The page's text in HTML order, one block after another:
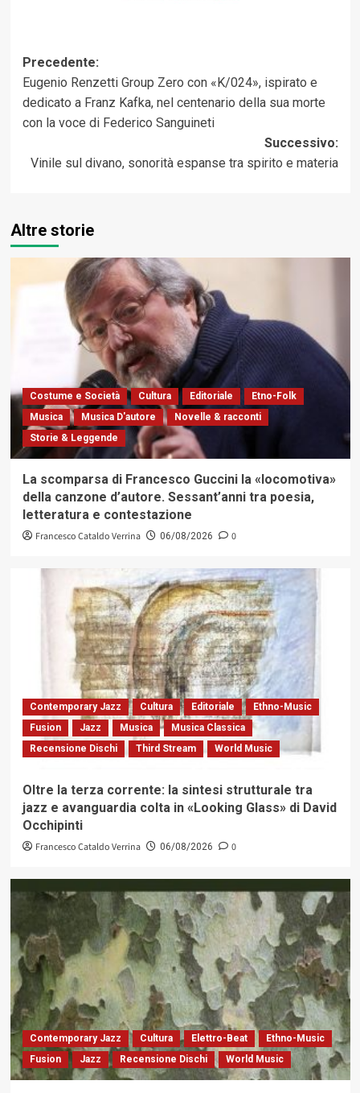
Navigazione
articolo
Precedente:
Eugenio Renzetti Group Zero con «K/024», ispirato e
dedicato a Franz Kafka, nel centenario della sua morte
con la voce di Federico Sanguineti
Successivo:
Vinile sul divano, sonorità espanse tra spirito e materia
Altre storie
Costume e Società Cultura Editoriale
Etno-Folk
Musica
Musica D'autore
Novelle & racconti
Storie & Leggende
La scomparsa di Francesco Guccini la «locomotiva»
della canzone d’autore. Sessant’anni tra poesia,
letteratura e contestazione
Francesco Cataldo Verrina 06/08/2026 0
Contemporary Jazz Cultura Editoriale
Ethno-Music
Fusion
Jazz Musica
Musica Classica
Recensione Dischi
Third Stream World Music
Oltre la terza corrente: la sintesi strutturale tra
jazz e avanguardia colta in «Looking Glass» di David
Occhipinti
Francesco Cataldo Verrina 06/08/2026 0
Contemporary Jazz Cultura Elettro-Beat
Ethno-Music
Fusion
Jazz Recensione Dischi World Music